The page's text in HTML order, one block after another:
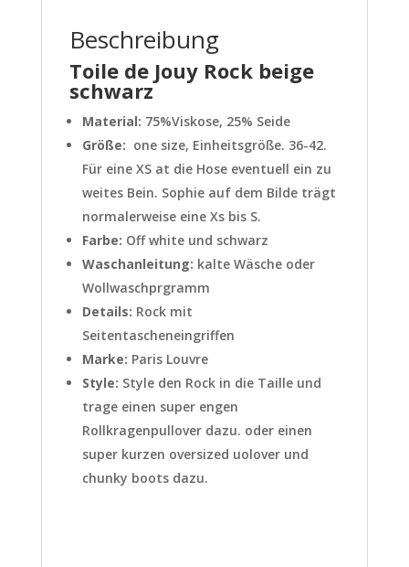
Beschreibung
Toile de Jouy Rock beige
schwarz
Material: 75%Viskose, 25% Seide
Größe: one size, Einheitsgröße. 36-42.
Für eine XS at die Hose eventuell ein zu
weites Bein. Sophie auf dem Bilde trägt
normalerweise eine Xs bis S.
Farbe: Off white und schwarz
Waschanleitung: kalte Wäsche oder
Wollwaschprgramm
Details: Rock mit
Seitentascheneingriffen
Marke: Paris Louvre
Style: Style den Rock in die Taille und
trage einen super engen
Rollkragenpullover dazu. oder einen
super kurzen oversized uolover und
chunky boots dazu.